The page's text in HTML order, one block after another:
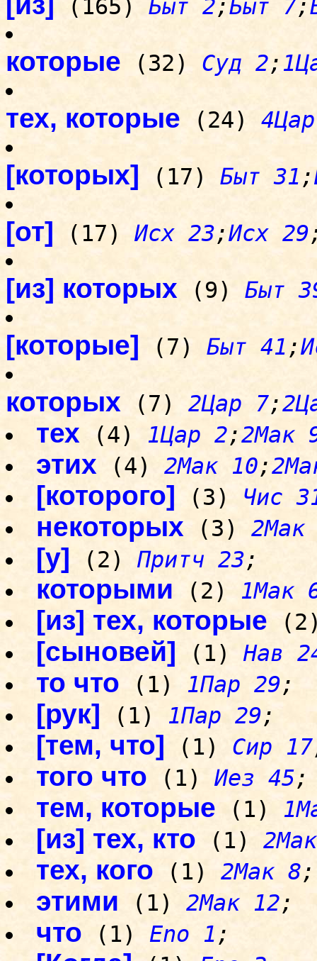
(165) Быт 2;Быт 7;
которые (32) Суд 2;
тех, которые (24)
[которых] (17) Быт 31 ;
[от] (17) Исх 23;Исх 29
[из] которых (9) Быт
[которые] (7) Быт 41 ;
которых (7) 2Цар 7;
тех(4) 1Цар 2;2Мак
этих(4) 2Мак 10;
[которого] (3) Чис
некоторых(3) 2Мак
[у] (2) Притч 23;
которыми (2) 1Мак
[из] тех, которые
[сыновей] (1) Нав
то что (1) 1Пар 29;
[рук] (1) 1Пар 29;
[тем, что] (1) Сир 17
того что (1) Иез 45;
тем, которые (1)
[из] тех, кто (1)
тех, кого (1) 2Мак 8;
этими (1) 2Мак 12;
что (1) Eno 1 ;